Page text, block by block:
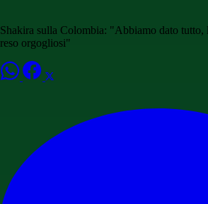
Shakira sulla Colombia: "Abbiamo dato tutto,
reso orgogliosi"